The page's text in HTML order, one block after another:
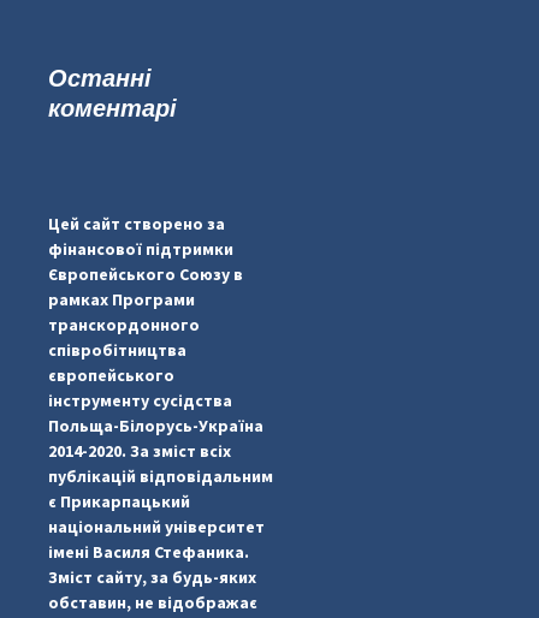
pimrec_project
Останні
коментарі
Цей сайт створено за
фінансової підтримки
Європейського Союзу в
рамках Програми
транскордонного
співробітництва
європейського
інструменту сусідства
Польща-Білорусь-Україна
2014-2020. За зміст всіх
публікацій відповідальним
є Прикарпацький
національний університет
імені Василя Стефаника.
Зміст сайту, за будь-яких
обставин, не відображає